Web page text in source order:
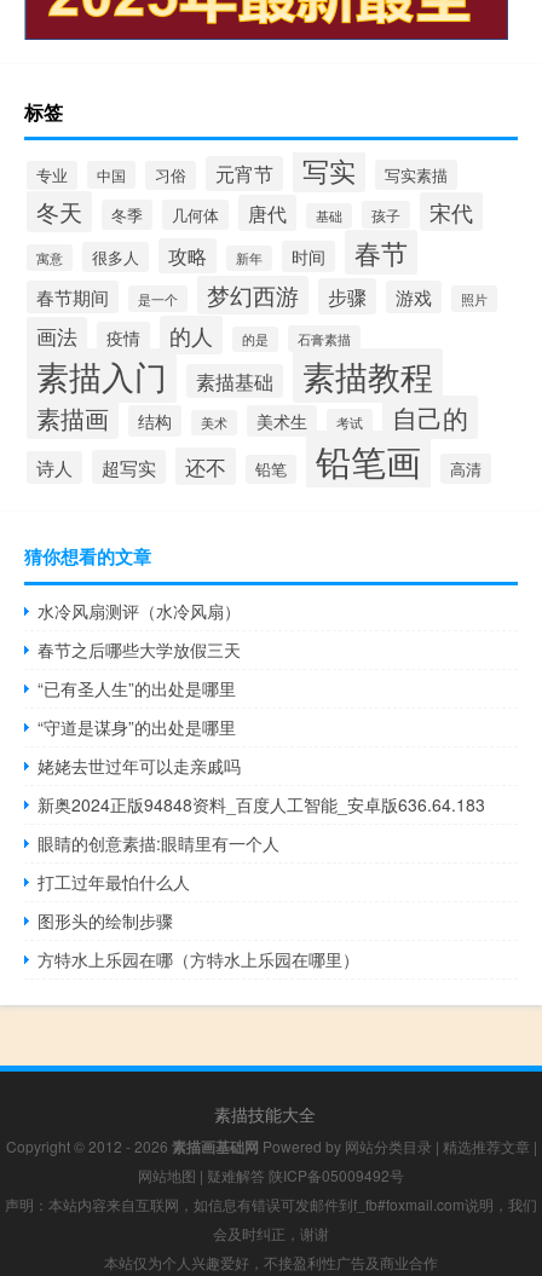
标签
专业 中国 习俗 元宵节 写实 写实素描
冬天 冬季 几何体 唐代 基础 孩子 宋代
寓意 很多人 攻略 新年 时间 春节
春节期间 是一个 梦幻西游 步骤 游戏 照片
画法 疫情 的人 的是 石膏素描
素描入门 素描基础 素描教程
素描画 结构 美术 美术生 考试 自己的
诗人 超写实 还不 铅笔 铅笔画 高清
猜你想看的文章
水冷风扇测评（水冷风扇）
春节之后哪些大学放假三天
“已有圣人生”的出处是哪里
“守道是谋身”的出处是哪里
姥姥去世过年可以走亲戚吗
新奥2024正版94848资料_百度人工智能_安卓版636.64.183
眼睛的创意素描:眼睛里有一个人
打工过年最怕什么人
图形头的绘制步骤
方特水上乐园在哪（方特水上乐园在哪里）
素描技能大全
Copyright © 2012 - 2026 素描画基础网 Powered by 网站分类目录 | 精选推荐文章 |
网站地图 | 疑难解答 陕ICP备05009492号
声明：本站内容来自互联网，如信息有错误可发邮件到f_fb#foxmail.com说明，我们
会及时纠正，谢谢
本站仅为个人兴趣爱好，不接盈利性广告及商业合作